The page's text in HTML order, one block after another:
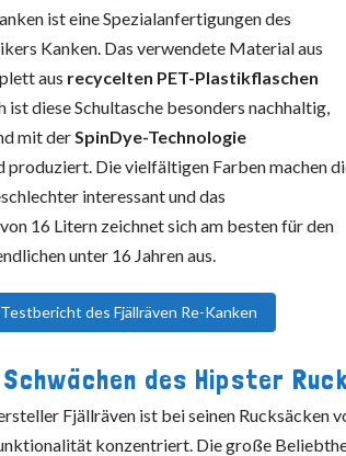
ist eine Spezialanfertigungen des
Kanken. Das verwendete Material aus
aus recycelten PET-Plastikflaschen
ist diese Schultasche besonders nachhaltig,
mit derSpinDye-Technologie
produziert. Die vielfältigen Farben machen
interessant und das
16 Litern zeichnet sich am besten für den
unter 16 Jahren aus.
des Fjällräven Re-Kanken
des Hipster
Fjällräven ist bei seinen Rucksäcken
konzentriert. Die große